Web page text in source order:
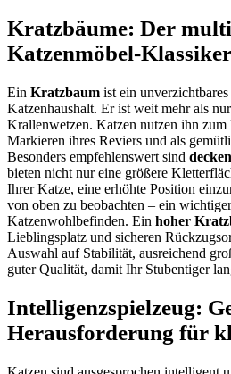
Kratzbäume: Der
Katzenmöbel-Klassiker
Ein Kratzbaum ist ein
Katzenhaushalt. Er ist weit mehr als
Krallenwetzen. Katzen nutzen ihn zum
Markieren ihres Reviers und als
Besonders empfehlenswert sind
bieten nicht nur eine größere
Ihrer Katze, eine erhöhte Position
von oben zu beobachten – ein
Katzenwohlbefinden. Ein hoher
Lieblingsplatz und sicheren
Auswahl auf Stabilität, ausreichend
guter Qualität, damit Ihr Stubentiger
Intelligenzspielzeug:
Herausforderung für